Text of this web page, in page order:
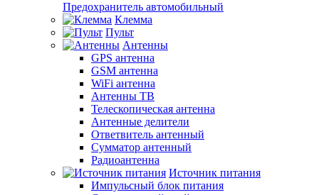
Предохранитель автомобильный
Клемма
Пульт
Антенны
GPS антенна
GSM антенна
WiFi антенна
Антенны ТВ
Телескопическая антенна
Антенные делители
Ответвитель антенный
Сумматор антенный
Радиоантенна
Источник питания
Импульсный блок питания